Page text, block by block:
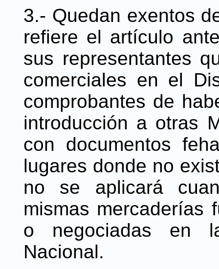
3.- Quedan exentos
refiere el artículo
sus representantes
comerciales en el
comprobantes de
introducción a otras
con documentos
lugares donde no
no se aplicará
mismas mercaderías
o negociadas en
Nacional.